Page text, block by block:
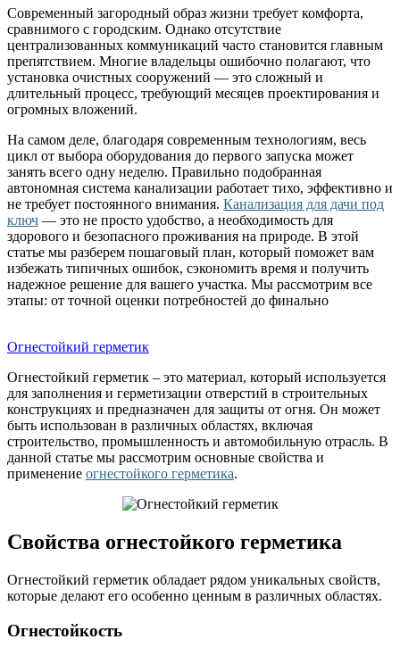
Современный загородный образ жизни требует комфорта,
сравнимого с городским. Однако отсутствие
централизованных коммуникаций часто становится главным
препятствием. Многие владельцы ошибочно полагают, что
установка очистных сооружений — это сложный и
длительный процесс, требующий месяцев проектирования и
огромных вложений.
На самом деле, благодаря современным технологиям, весь
цикл от выбора оборудования до первого запуска может
занять всего одну неделю. Правильно подобранная
автономная система канализации работает тихо, эффективно и
не требует постоянного внимания. Канализация для дачи под
ключ — это не просто удобство, а необходимость для
здорового и безопасного проживания на природе. В этой
статье мы разберем пошаговый план, который поможет вам
избежать типичных ошибок, сэкономить время и получить
надежное решение для вашего участка. Мы рассмотрим все
этапы: от точной оценки потребностей до финально
Огнестойкий герметик
Огнестойкий герметик – это материал, который используется
для заполнения и герметизации отверстий в строительных
конструкциях и предназначен для защиты от огня. Он может
быть использован в различных областях, включая
строительство, промышленность и автомобильную отрасль. В
данной статье мы рассмотрим основные свойства и
применение огнестойкого герметика.
Свойства огнестойкого герметика
Огнестойкий герметик обладает рядом уникальных свойств,
которые делают его особенно ценным в различных областях.
Огнестойкость